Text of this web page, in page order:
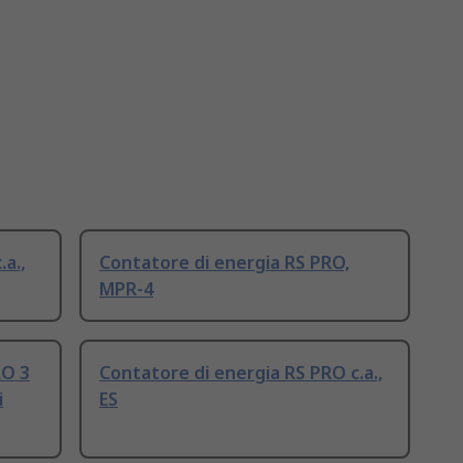
Contatore di energia RS PRO,
MPR-4
3
Contatore di energia RS PRO c.a.,
ES